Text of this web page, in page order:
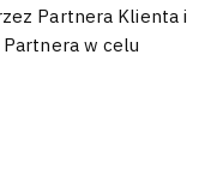
Partnera Klienta i
w celu